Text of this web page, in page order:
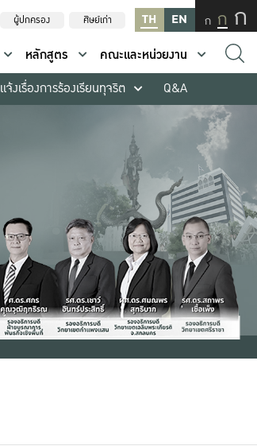
ผู้ปกครอง ศิษย์เก่า TH EN ก ก ก
หลักสูตร
คณะและหน่วยงาน
แจ้งเรื่องการร้องเรียนทุจริต Q&A